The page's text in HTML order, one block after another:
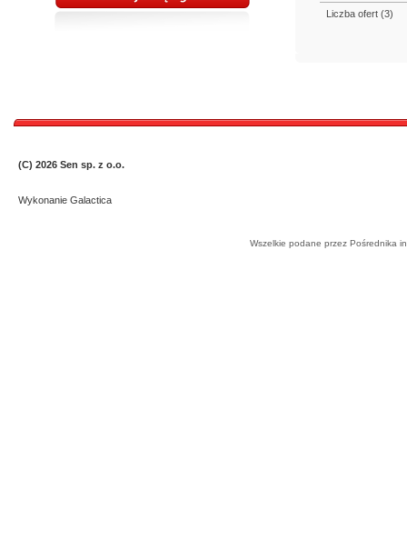
Liczba ofert (3)
(C) 2026 Sen sp. z o.o.
Wykonanie Galactica
Wszelkie podane przez Pośrednika